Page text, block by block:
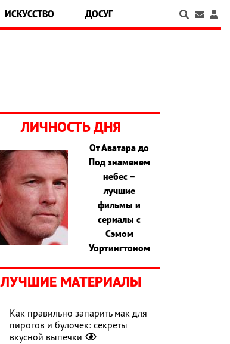
ИСКУССТВО ДОСУГ
ЛИЧНОСТЬ ДНЯ
От Аватара до
Под знаменем
небес –
лучшие
фильмы и
сериалы с
Сэмом
Уортингтоном
ЛУЧШИЕ МАТЕРИАЛЫ
Как правильно запарить мак для
пирогов и булочек: секреты
вкусной выпечки